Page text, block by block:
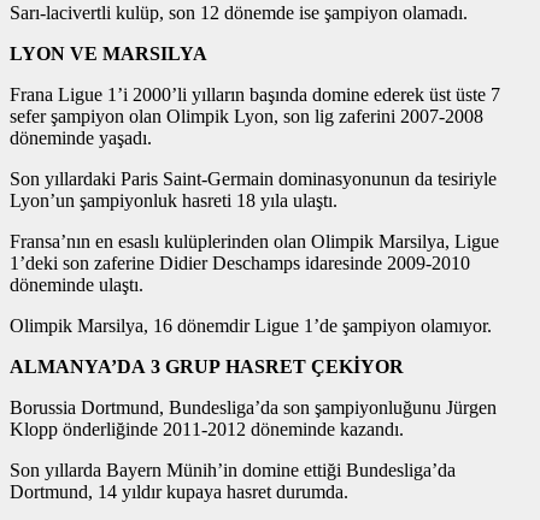
Sarı-lacivertli kulüp, son 12 dönemde ise şampiyon olamadı.
LYON VE MARSILYA
Frana Ligue 1’i 2000’li yılların başında domine ederek üst üste 7
sefer şampiyon olan Olimpik Lyon, son lig zaferini 2007-2008
döneminde yaşadı.
Son yıllardaki Paris Saint-Germain dominasyonunun da tesiriyle
Lyon’un şampiyonluk hasreti 18 yıla ulaştı.
Fransa’nın en esaslı kulüplerinden olan Olimpik Marsilya, Ligue
1’deki son zaferine Didier Deschamps idaresinde 2009-2010
döneminde ulaştı.
Olimpik Marsilya, 16 dönemdir Ligue 1’de şampiyon olamıyor.
ALMANYA’DA 3 GRUP HASRET ÇEKİYOR
Borussia Dortmund, Bundesliga’da son şampiyonluğunu Jürgen
Klopp önderliğinde 2011-2012 döneminde kazandı.
Son yıllarda Bayern Münih’in domine ettiği Bundesliga’da
Dortmund, 14 yıldır kupaya hasret durumda.